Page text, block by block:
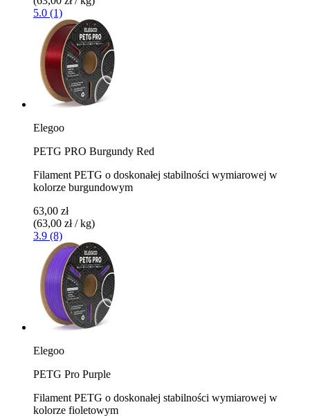
5.0 (1)
Elegoo
PETG PRO Burgundy Red
Filament PETG o doskonałej stabilności wymiarowej w
kolorze burgundowym
63,00 zł
(63,00 zł / kg)
3.9 (8)
Elegoo
PETG Pro Purple
Filament PETG o doskonałej stabilności wymiarowej w
kolorze fioletowym